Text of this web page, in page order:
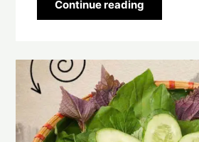
Continue reading